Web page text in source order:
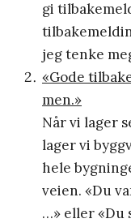
gi
jeg tenke
«Gode
men.»
Når vi lager
lager vi
hele
veien. «Du
…» eller